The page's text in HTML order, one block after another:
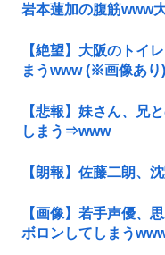
岩本蓮加の腹筋www
【絶望】大阪のトイ
まうwww (※画像あり)
【悲報】妹さん、兄
しまう⇒www
【朗報】佐藤二朗、
【画像】若手声優、
ボロンしてしまう